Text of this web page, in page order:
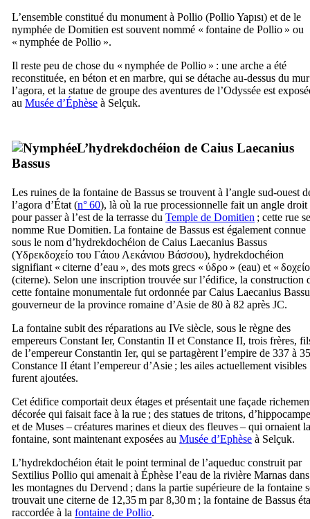
L’ensemble constitué du monument à Pollio (Pollio Yapısı) et de le
nymphée de Domitien est souvent nommé « fontaine de Pollio » ou
« nymphée de Pollio ».
Il reste peu de chose du « nymphée de Pollio » : une arche a été
reconstituée, en béton et en marbre, qui se détache au-dessus du
l’agora, et la statue de groupe des aventures de l’Odyssée est
au Musée d’Éphèse à Selçuk.
L’hydrekdochéion de Caius Laecanius
Bassus
Les ruines de la fontaine de Bassus se trouvent à l’angle sud-ouest
l’agora d’État (n° 60), là où la rue processionnelle fait un angle droit
pour passer à l’est de la terrasse du Temple de Domitien ; cette rue se
nomme Rue Domitien. La fontaine de Bassus est également connue
sous le nom d’hydrekdochéion de Caius Laecanius Bassus
(Υδρεκδοχείο του Γάιου Λεκάνιου Βάσσου), hydrekdochéion
signifiant « citerne d’eau », des mots grecs « ύδρο » (eau) et « δοχείο
(citerne). Selon une inscription trouvée sur l’édifice, la construction
cette fontaine monumentale fut ordonnée parCaius Laecanius
gouverneur de la province romaine d’Asie de 80 à 82 après JC.
La fontaine subit des réparations au IVe siècle, sous le règne des
empereurs Constant Ier, Constantin II et Constance II, trois frères,
de l’empereur Constantin Ier, qui se partagèrent l’empire de 337 à
Constance II étant l’empereur d’Asie ; les ailes actuellement visibles
furent ajoutées.
Cet édifice comportait deux étages et présentait une façade
décorée qui faisait face à la rue ; des statues de tritons,
et de Muses – créatures marines et dieux des fleuves – qui ornaient la
fontaine, sont maintenant exposées au Musée d’Ephèse à Selçuk.
L’hydrekdochéion était le point terminal de l’aqueduc construit par
Sextilius Pollio qui amenait à Éphèse l’eau de la rivière Marnas dans
les montagnes du Dervend ; dans la partie supérieure de la fontaine
trouvait une citerne de 12,35 m par 8,30 m ; la fontaine de Bassus
raccordée à la fontaine de Pollio.